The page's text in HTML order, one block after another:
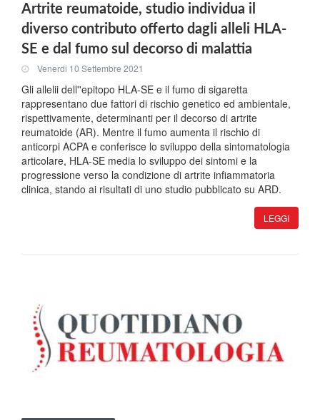
Artrite reumatoide, studio individua il
diverso contributo offerto dagli alleli HLA-
SE e dal fumo sul decorso di malattia
Venerdi 10 Settembre 2021
Gli allelii dell''epitopo HLA-SE e il fumo di sigaretta
rappresentano due fattori di rischio genetico ed ambientale,
rispettivamente, determinanti per il decorso di artrite
reumatoide (AR). Mentre il fumo aumenta il rischio di
anticorpi ACPA e conferisce lo sviluppo della sintomatologia
articolare, HLA-SE media lo sviluppo dei sintomi e la
progressione verso la condizione di artrite infiammatoria
clinica, stando ai risultati di uno studio pubblicato su ARD.
LEGGI